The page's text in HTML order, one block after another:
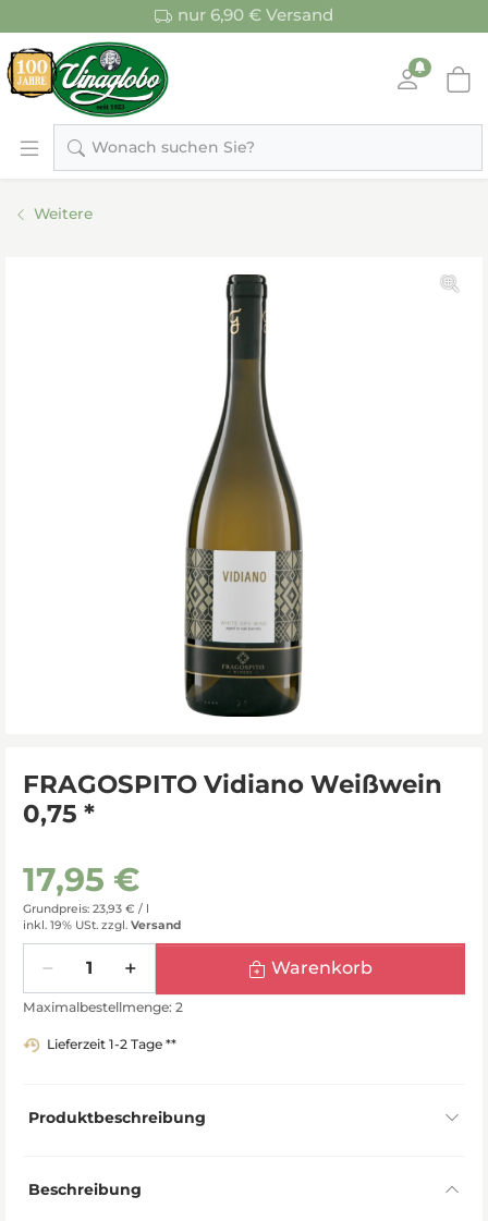
nur 6,90 € Versand
Wonach suchen Sie?
Weitere
FRAGOSPITO Vidiano Weißwein
0,75 *
17,95 €
Grundpreis: 23,93 € / l
inkl. 19% USt. zzgl. Versand
Warenkorb
Maximalbestellmenge: 2
Lieferzeit 1-2 Tage **
Produktbeschreibung
Beschreibung